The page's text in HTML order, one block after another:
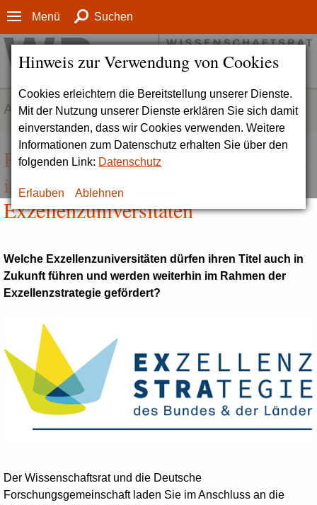
Hinweis zur Verwendung von Cookies
Cookies erleichtern die Bereitstellung unserer Dienste.
Mit der Nutzung unserer Dienste erklären Sie sich damit
einverstanden, dass wir Cookies verwenden. Weitere
Informationen zum Datenschutz erhalten Sie über den
folgenden Link: Datenschutz
Erlauben Ablehnen
Menü Suchen
AKTUELLES
Pressekonferenz zu Entscheidungen
in der Förderlinie
Exzellenzuniversitäten
Welche Exzellenzuniversitäten dürfen ihren Titel auch in
Zukunft führen und werden weiterhin im Rahmen der
Exzellenzstrategie gefördert?
Der Wissenschaftsrat und die Deutsche
Forschungsgemeinschaft laden Sie im Anschluss an die